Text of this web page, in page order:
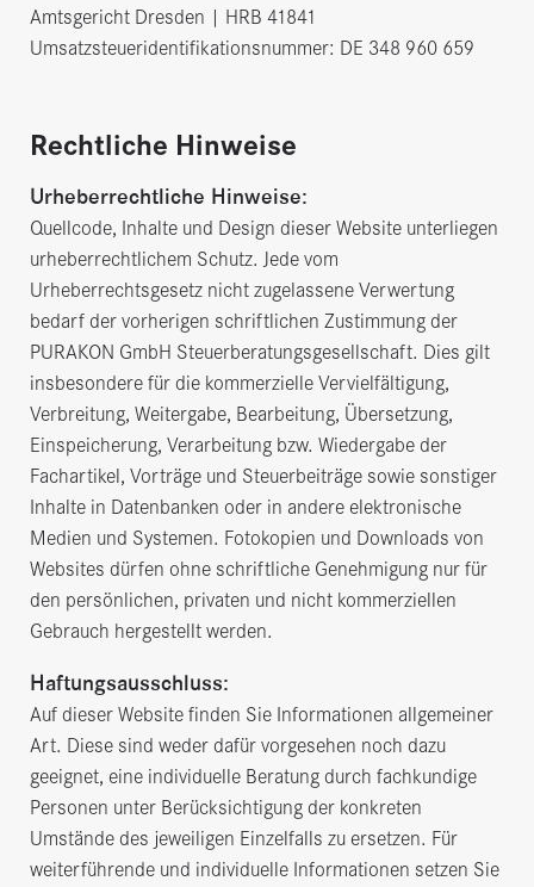
Amtsgericht Dresden | HRB 41841
Umsatzsteueridentifikationsnummer: DE 348 960 659
Rechtliche Hinweise
Urheberrechtliche Hinweise:
Quellcode, Inhalte und Design dieser Website unterliegen
urheberrechtlichem Schutz. Jede vom
Urheberrechtsgesetz nicht zugelassene Verwertung
bedarf der vorherigen schriftlichen Zustimmung der
PURAKON GmbH Steuerberatungsgesellschaft. Dies gilt
insbesondere für die kommerzielle Vervielfältigung,
Verbreitung, Weitergabe, Bearbeitung, Übersetzung,
Einspeicherung, Verarbeitung bzw. Wiedergabe der
Fachartikel, Vorträge und Steuerbeiträge sowie sonstiger
Inhalte in Datenbanken oder in andere elektronische
Medien und Systemen. Fotokopien und Downloads von
Websites dürfen ohne schriftliche Genehmigung nur für
den persönlichen, privaten und nicht kommerziellen
Gebrauch hergestellt werden.
Haftungsausschluss:
Auf dieser Website finden Sie Informationen allgemeiner
Art. Diese sind weder dafür vorgesehen noch dazu
geeignet, eine individuelle Beratung durch fachkundige
Personen unter Berücksichtigung der konkreten
Umstände des jeweiligen Einzelfalls zu ersetzen. Für
weiterführende und individuelle Informationen setzen Sie